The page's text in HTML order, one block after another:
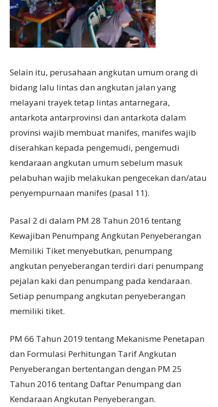
Selain itu, perusahaan angkutan umum orang di
bidang lalu lintas dan angkutan jalan yang
melayani trayek tetap lintas antarnegara,
antarkota antarprovinsi dan antarkota dalam
provinsi wajib membuat manifes, manifes wajib
diserahkan kepada pengemudi, pengemudi
kendaraan angkutan umum sebelum masuk
pelabuhan wajib melakukan pengecekan dan/atau
penyempurnaan manifes (pasal 11).
Pasal 2 di dalam PM 28 Tahun 2016 tentang
Kewajiban Penumpang Angkutan Penyeberangan
Memiliki Tiket menyebutkan, penumpang
angkutan penyeberangan terdiri dari penumpang
pejalan kaki dan penumpang pada kendaraan.
Setiap penumpang angkutan penyeberangan
memiliki tiket.
PM 66 Tahun 2019 tentang Mekanisme Penetapan
dan Formulasi Perhitungan Tarif Angkutan
Penyeberangan bertentangan dengan PM 25
Tahun 2016 tentang Daftar Penumpang dan
Kendaraan Angkutan Penyeberangan.